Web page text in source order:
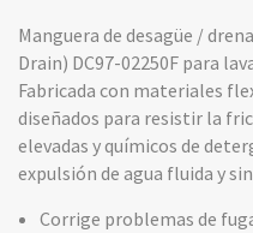
Manguera de desagüe /
Drain) DC97-02250F para
Fabricada con materiales
diseñados para resistir la
elevadas y químicos de
expulsión de agua fluida y
Corrige problemas de